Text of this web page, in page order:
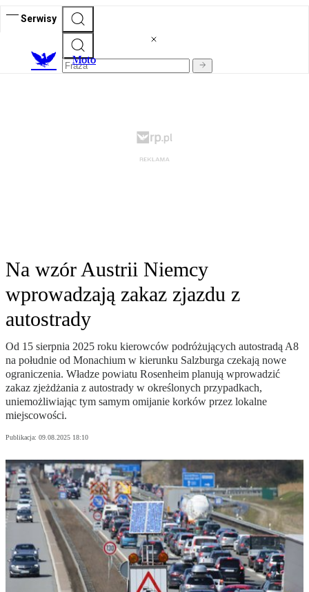
Serwisy
Moto
Na wzór Austrii Niemcy
wprowadzają zakaz zjazdu z
autostrady
Od 15 sierpnia 2025 roku kierowców podróżujących autostradą A8
na południe od Monachium w kierunku Salzburga czekają nowe
ograniczenia. Władze powiatu Rosenheim planują wprowadzić
zakaz zjeżdżania z autostrady w określonych przypadkach,
uniemożliwiając tym samym omijanie korków przez lokalne
miejscowości.
Publikacja: 09.08.2025 18:10